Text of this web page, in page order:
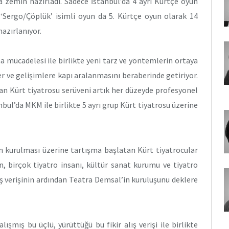
Çöplük’ isimli oyun da 5. Kürtçe oyun olarak 14
mücadelesi ile birlikte yeni tarz ve yöntemlerin ortaya
ve gelişimlere kapı aralanmasını beraberinde getiriyor.
Kürt tiyatrosu serüveni artık her düzeyde profesyonel
MKM ile birlikte 5 ayrı grup Kürt tiyatrosu üzerine
kurulması üzerine tartışma başlatan Kürt tiyatrocular
birçok tiyatro insanı, kültür sanat kurumu ve tiyatro
ardından Teatra Demsal’in kuruluşunu deklere
bu üçlü, yürüttüğü bu fikir alış verişi ile birlikte